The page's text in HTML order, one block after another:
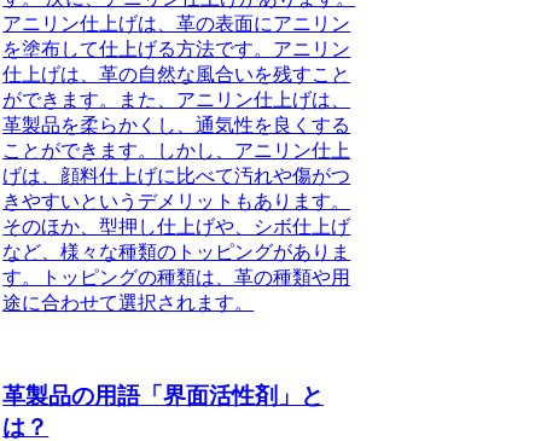
アニリン仕上げは、革の表面にアニリン
を塗布して仕上げる方法です。アニリン
仕上げは、革の自然な風合いを残すこと
ができます。また、アニリン仕上げは、
革製品を柔らかくし、通気性を良くする
ことができます。しかし、アニリン仕上
げは、顔料仕上げに比べて汚れや傷がつ
きやすいというデメリットもあります。
そのほか、型押し仕上げや、シボ仕上げ
など、様々な種類のトッピングがありま
す。トッピングの種類は、革の種類や用
途に合わせて選択されます。
革製品の用語「界面活性剤」と
は？